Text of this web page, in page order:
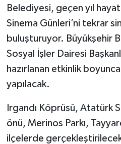
Belediyesi, geçen yıl
Sinema Günleri’ni tekrar
buluşturuyor. Büyükşehir
Sosyal İşler Dairesi
hazırlanan etkinlik
yapılacak.
Irgandı Köprüsü, Atatürk
önü, Merinos Parkı,
ilçelerde